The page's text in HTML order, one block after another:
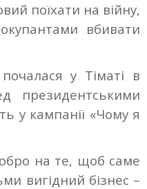
поїхати на війну,
вбивати
у Тіматі в
президентськими
у кампанії «Чому я
на те, щоб саме
вигідний бізнес –